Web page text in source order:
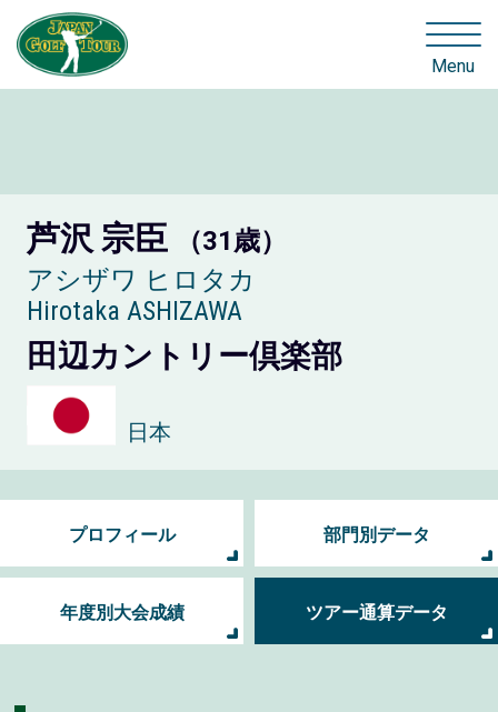
Menu
芦沢 宗臣
（31歳）
アシザワ ヒロタカ
Hirotaka ASHIZAWA
田辺カントリー倶楽部
日本
プロフィール 部門別データ
年度別大会成績 ツアー通算データ